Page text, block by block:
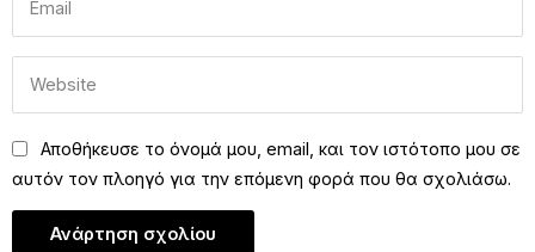
Αποθήκευσε το όνομά μου, email, και τον ιστότοπο μου σε
αυτόν τον πλοηγό για την επόμενη φορά που θα σχολιάσω.